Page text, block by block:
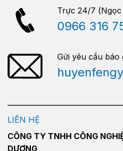
Trực 24/7
0966 316
Gửi yêu cầu báo
LIÊN HỆ
CÔNG TY TNHH CÔNG
DƯƠNG